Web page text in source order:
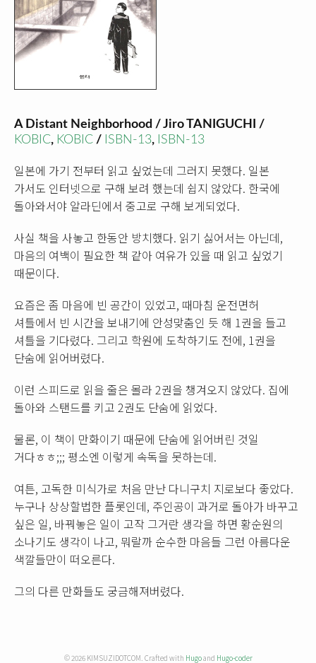
A Distant Neighborhood / Jiro TANIGUCHI /
KOBIC, KOBIC / ISBN-13, ISBN-13
일본에 가기 전부터 읽고 싶었는데 그러지 못했다. 일본
가서도 인터넷으로 구해 보려 했는데 쉽지 않았다. 한국에
돌아와서야 알라딘에서 중고로 구해 보게되었다.
사실 책을 사놓고 한동안 방치했다. 읽기 싫어서는 아닌데,
마음의 여백이 필요한 책 같아 여유가 있을 때 읽고 싶었기
때문이다.
요즘은 좀 마음에 빈 공간이 있었고, 때마침 운전면허
셔틀에서 빈 시간을 보내기에 안성맞춤인 듯 해 1권을 들고
셔틀을 기다렸다. 그리고 학원에 도착하기도 전에, 1권을
단숨에 읽어버렸다.
이런 스피드로 읽을 줄은 몰라 2권을 챙겨오지 않았다. 집에
돌아와 스탠드를 키고 2권도 단숨에 읽었다.
물론, 이 책이 만화이기 때문에 단숨에 읽어버린 것일
거다ㅎㅎ;;; 평소엔 이렇게 속독을 못하는데.
여튼, 고독한 미식가로 처음 만난 다니구치 지로보다 좋았다.
누구나 상상할법한 플롯인데, 주인공이 과거로 돌아가 바꾸고
싶은 일, 바꿔놓은 일이 고작 그거란 생각을 하면 황순원의
소나기도 생각이 나고, 뭐랄까 순수한 마음들 그런 아름다운
색깔들만이 떠오른다.
그의 다른 만화들도 궁금해져버렸다.
© 2026 KIMSUZIDOTCOM. Crafted with Hugoand Hugo-coder